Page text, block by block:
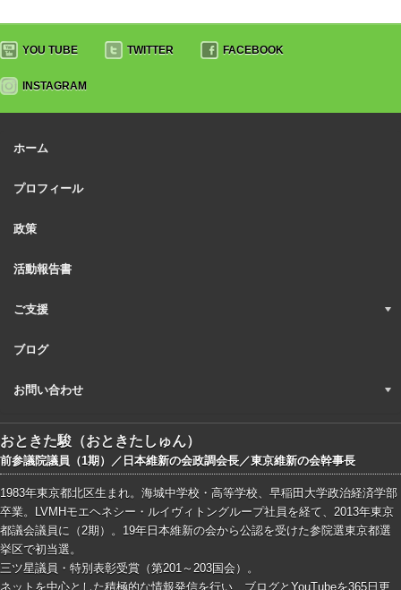
YOU TUBE TWITTER FACEBOOK
INSTAGRAM
ホーム
プロフィール
政策
活動報告書
ご支援
ブログ
お問い合わせ
おときた駿（おときたしゅん）
前参議院議員（1期）／日本維新の会政調会長／東京維新の会幹事長
1983年東京都北区生まれ。海城中学校・高等学校、早稲田大学政治経済学部
卒業。LVMHモエヘネシー・ルイヴィトングループ社員を経て、2013年東京
都議会議員に（2期）。19年日本維新の会から公認を受けた参院選東京都選
挙区で初当選。
三ツ星議員・特別表彰受賞（第201～203国会）。
ネットを中心とした積極的な情報発信を行い、ブログとYouTubeを365日更